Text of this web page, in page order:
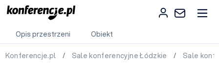
Opis przestrzeni Obiekt
Konferencje.pl / Sale konferencyjne Łódzkie / Sale